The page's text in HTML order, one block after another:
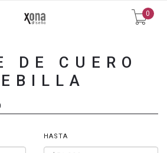
0
DE CUERO
HASTA